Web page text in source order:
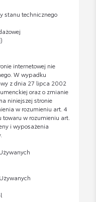
stanu technicznego
internetowej nie
W wypadku
z dnia 27 lipca 2002
oraz o zmianie
niniejszej stronie
w rozumieniu art. 4
w rozumieniu art.
i wyposażenia